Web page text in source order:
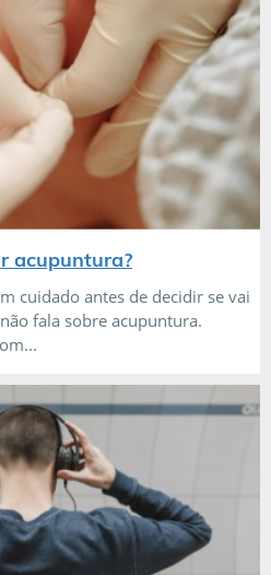
acupuntura?
cuidado antes de decidir se vai
fala sobre acupuntura.